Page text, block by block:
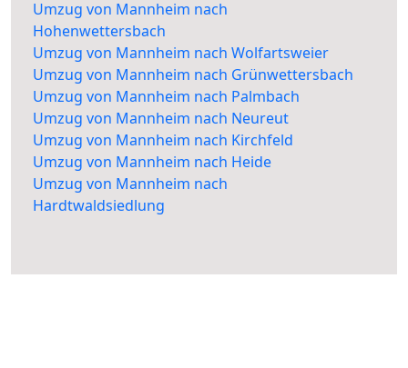
Umzug von Mannheim nach
Hohenwettersbach
Umzug von Mannheim nach Wolfartsweier
Umzug von Mannheim nach Grünwettersbach
Umzug von Mannheim nach Palmbach
Umzug von Mannheim nach Neureut
Umzug von Mannheim nach Kirchfeld
Umzug von Mannheim nach Heide
Umzug von Mannheim nach
Hardtwaldsiedlung